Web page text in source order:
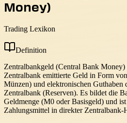
Money)
Trading Lexikon
Definition
Zentralbankgeld (Central Bank Money)
Zentralbank emittierte Geld in Form
Münzen) und elektronischen Guthaben
Zentralbank (Reserven). Es bildet die
Geldmenge (M0 oder Basisgeld) und
Zahlungsmittel in direkter Zentralbank-